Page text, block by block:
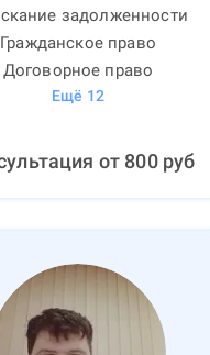
задолженности
Гражданское право
Договорное право
Ещё 12
от 800руб